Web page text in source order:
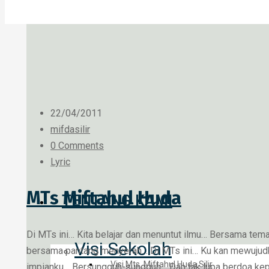
TENTANG KAMI
Visi Sekolah
Visi Mts. Miftahul Huda Silir
22/04/2011
mifdasilir
0 Comments
Lyric
MTs Miftahul Huda
Di MTs ini… Kita belajar dan menuntut ilmu… Bersama
bersama pantang menyerah… Di MTs ini… Ku kan
impianku… Bersungguh-sungguh… Dan tak lupa berdoa